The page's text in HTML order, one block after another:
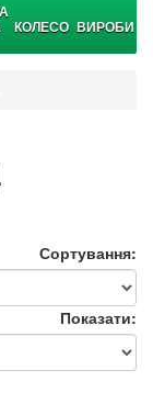
КОЛЕСО ВИРОБИ
Сортування:
Показати: